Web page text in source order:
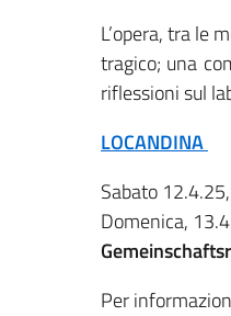
L’opera, tra le
tragico; una
riflessioni sul
LOCANDINA
Sabato
Domenica,
Per